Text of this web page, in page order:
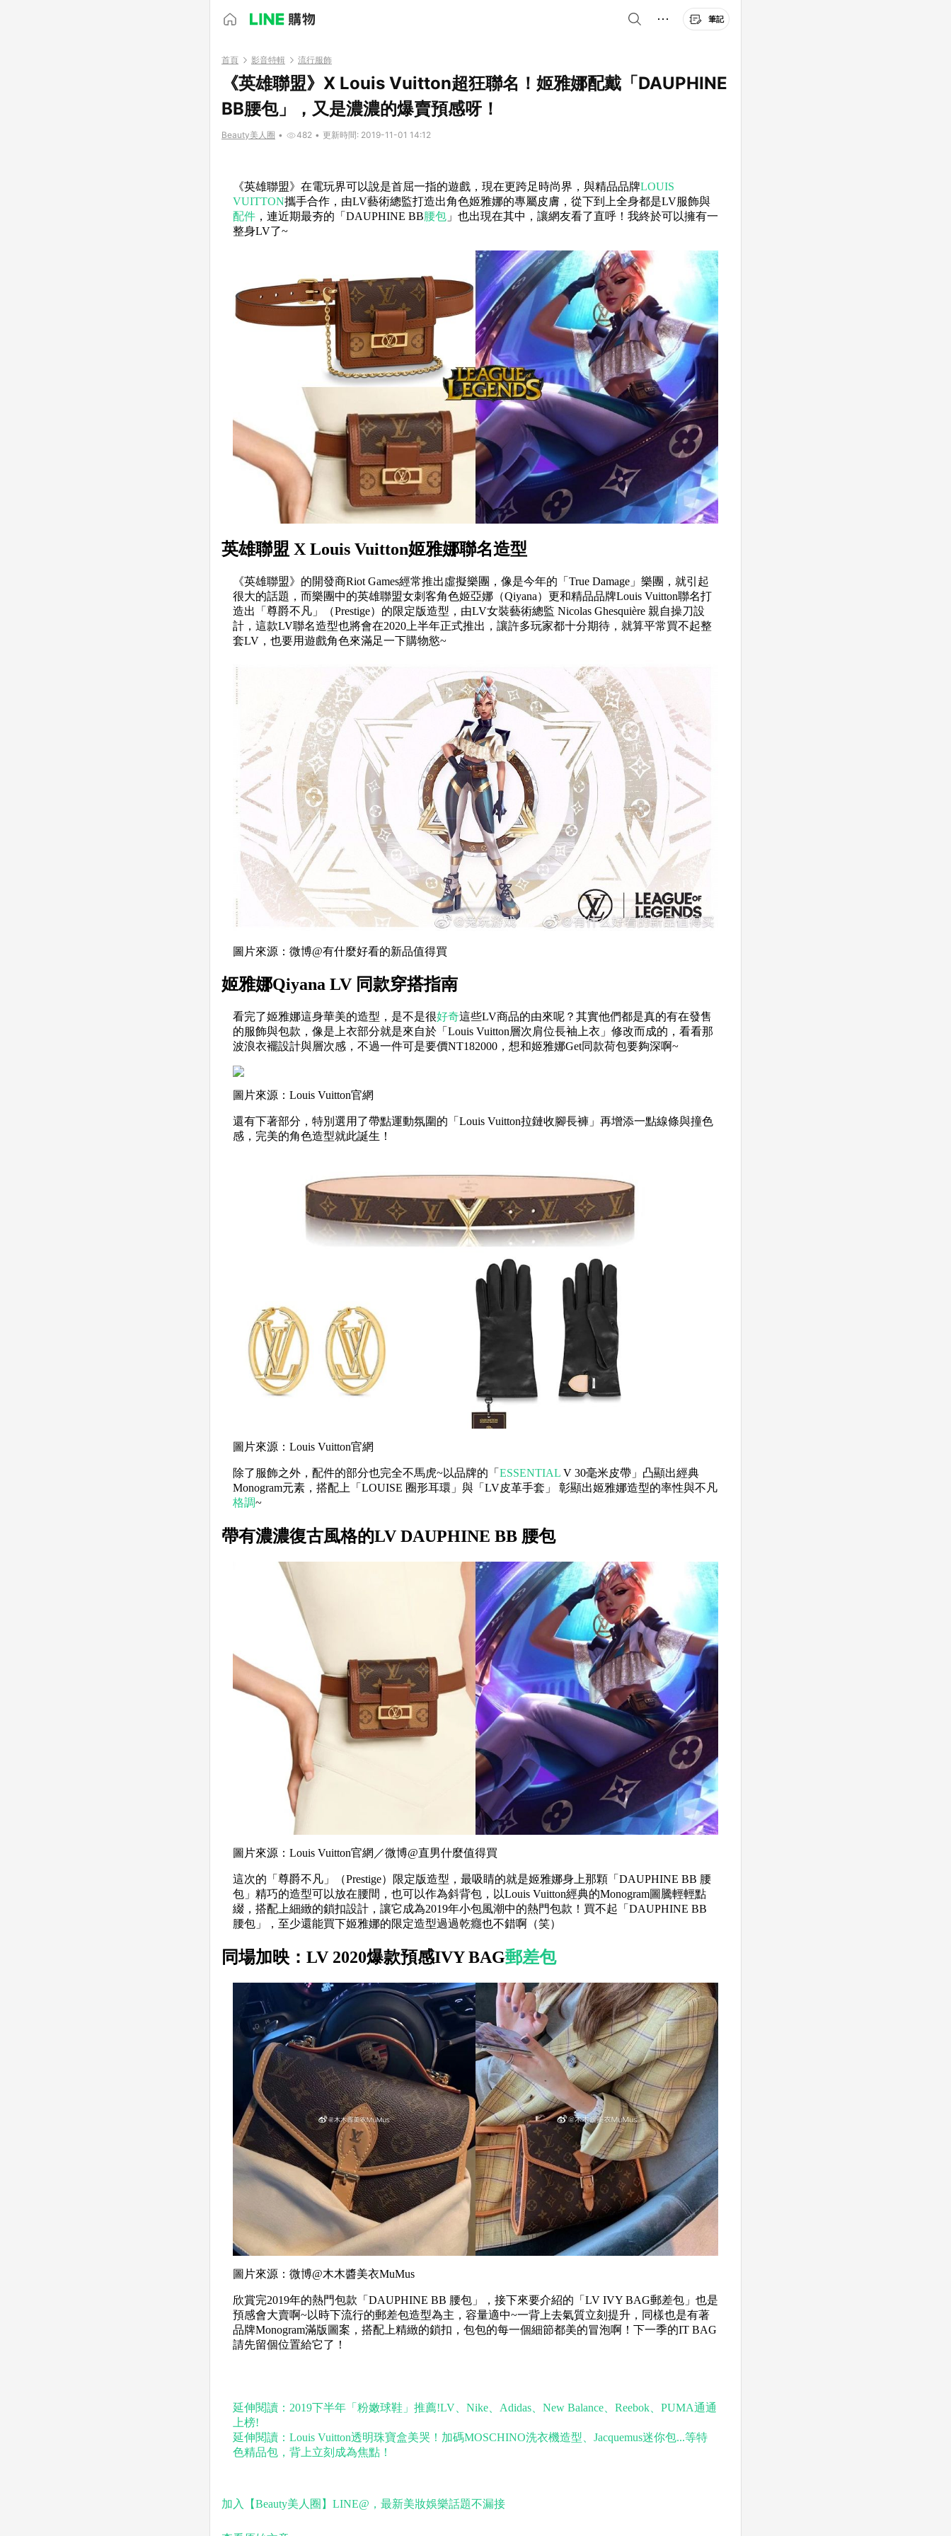
筆記
首頁 影音特輯 流行服飾
《英雄聯盟》X Louis Vuitton超狂聯名！姬雅娜配戴「DAUPHINE
BB腰包」，又是濃濃的爆賣預感呀！
Beauty美人圈 • 482 • 更新時間: 2019-11-01 14:12
《英雄聯盟》在電玩界可以說是首屈一指的遊戲，現在更跨足時尚界，與精品品牌LOUIS
VUITTON攜手合作，由LV藝術總監打造出角色姬雅娜的專屬皮膚，從下到上全身都是LV服飾與
配件 ，連近期最夯的「DAUPHINE BB腰包 」也出現在其中，讓網友看了直呼！我終於可以擁有一
整身LV了~
英雄聯盟 X Louis Vuitton姬雅娜聯名造型
《英雄聯盟》的開發商Riot Games經常推出虛擬樂團，像是今年的「True Damage」樂團，就引起
很大的話題，而樂團中的英雄聯盟女刺客角色姬亞娜（Qiyana）更和精品品牌Louis Vuitton聯名打
造出「尊爵不凡」（Prestige）的限定版造型，由LV女裝藝術總監 Nicolas Ghesquière 親自操刀設
計，這款LV聯名造型也將會在2020上半年正式推出，讓許多玩家都十分期待，就算平常買不起整
套LV，也要用遊戲角色來滿足一下購物慾~
圖片來源：微博@有什麼好看的新品值得買
姬雅娜Qiyana LV 同款穿搭指南
看完了姬雅娜這身華美的造型，是不是很好奇這些LV商品的由來呢？其實他們都是真的有在發售
的服飾與包款，像是上衣部分就是來自於「Louis Vuitton層次肩位長袖上衣」修改而成的，看看那
波浪衣襬設計與層次感，不過一件可是要價NT182000，想和姬雅娜Get同款荷包要夠深啊~
圖片來源：Louis Vuitton官網
還有下著部分，特別選用了帶點運動氛圍的「Louis Vuitton拉鏈收腳長褲」再增添一點線條與撞色
感，完美的角色造型就此誕生！
圖片來源：Louis Vuitton官網
除了服飾之外，配件的部分也完全不馬虎~以品牌的「 ESSENTIAL V 30毫米皮帶」凸顯出經典
Monogram元素，搭配上「LOUISE 圈形耳環」與「LV皮革手套」 彰顯出姬雅娜造型的率性與不凡
格調~
帶有濃濃復古風格的LV DAUPHINE BB 腰包
圖片來源：Louis Vuitton官網／微博@直男什麼值得買
這次的「尊爵不凡」（Prestige）限定版造型，最吸睛的就是姬雅娜身上那顆「DAUPHINE BB 腰
包」精巧的造型可以放在腰間，也可以作為斜背包，以Louis Vuitton經典的Monogram圖騰輕輕點
綴，搭配上細緻的鎖扣設計，讓它成為2019年小包風潮中的熱門包款！買不起「DAUPHINE BB
腰包」，至少還能買下姬雅娜的限定造型過過乾癮也不錯啊（笑）
同場加映：LV 2020爆款預感IVY BAG郵差包
圖片來源：微博@木木醬美衣MuMus
欣賞完2019年的熱門包款「DAUPHINE BB 腰包」，接下來要介紹的「LV IVY BAG郵差包」也是
預感會大賣啊~以時下流行的郵差包造型為主，容量適中~一背上去氣質立刻提升，同樣也是有著
品牌Monogram滿版圖案，搭配上精緻的鎖扣，包包的每一個細節都美的冒泡啊！下一季的IT BAG
請先留個位置給它了！
延伸閱讀：2019下半年「粉嫩球鞋」推薦!LV、Nike、Adidas、New Balance、Reebok、PUMA通通
上榜!
延伸閱讀：Louis Vuitton透明珠寶盒美哭！加碼MOSCHINO洗衣機造型、Jacquemus迷你包...等特
色精品包，背上立刻成為焦點！
加入【Beauty美人圈】LINE@，最新美妝娛樂話題不漏接